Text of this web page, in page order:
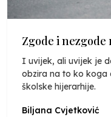
Zgode i
I uvijek, ali uvijek je
obzira na to ko koga
školske hijerarhije.
Biljana Cvjetković